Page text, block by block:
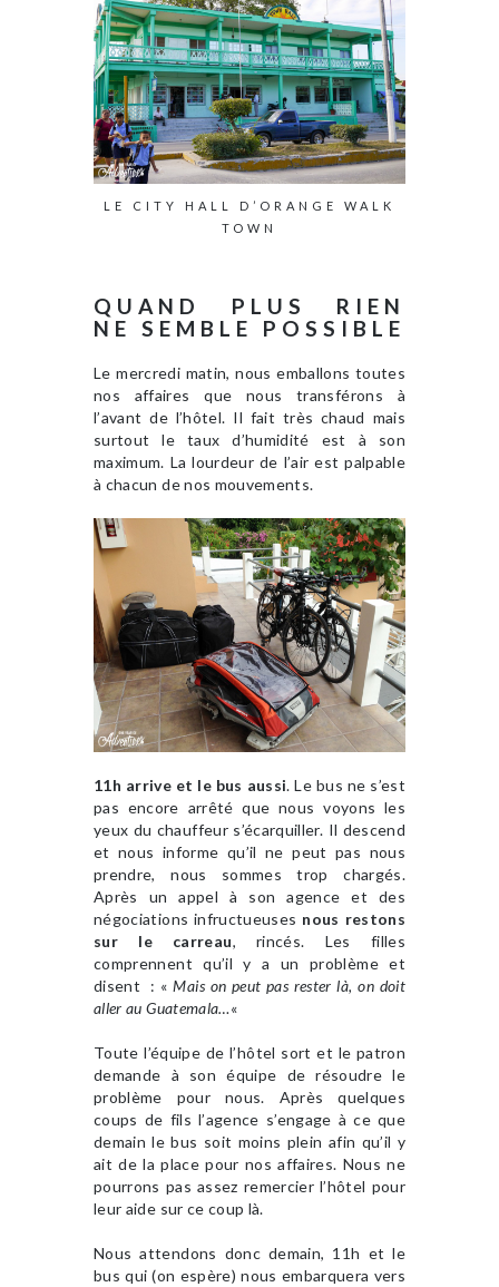
LE CITY HALL D’ORANGE WALK
TOWN
QUAND PLUS RIEN
NE SEMBLE POSSIBLE
Le mercredi matin, nous emballons toutes
nos affaires que nous transférons à
l’avant de l’hôtel. Il fait très chaud mais
surtout le taux d’humidité est à son
maximum. La lourdeur de l’air est palpable
à chacun de nos mouvements.
11h arrive et le bus aussi. Le bus ne s’est
pas encore arrêté que nous voyons les
yeux du chauffeur s’écarquiller. Il descend
et nous informe qu’il ne peut pas nous
prendre, nous sommes trop chargés.
Après un appel à son agence et des
négociations infructueuses nous restons
sur le carreau, rincés. Les filles
comprennent qu’il y a un problème et
disent : «Mais on peut pas rester là, on doit
aller au Guatemala…«
Toute l’équipe de l’hôtel sort et le patron
demande à son équipe de résoudre le
problème pour nous. Après quelques
coups de fils l’agence s’engage à ce que
demain le bus soit moins plein afin qu’il y
ait de la place pour nos affaires. Nous ne
pourrons pas assez remercier l’hôtel pour
leur aide sur ce coup là.
Nous attendons donc demain, 11h et le
bus qui (on espère) nous embarquera vers